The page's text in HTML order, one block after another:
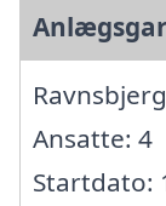
Ansatte: 4
Startdato: